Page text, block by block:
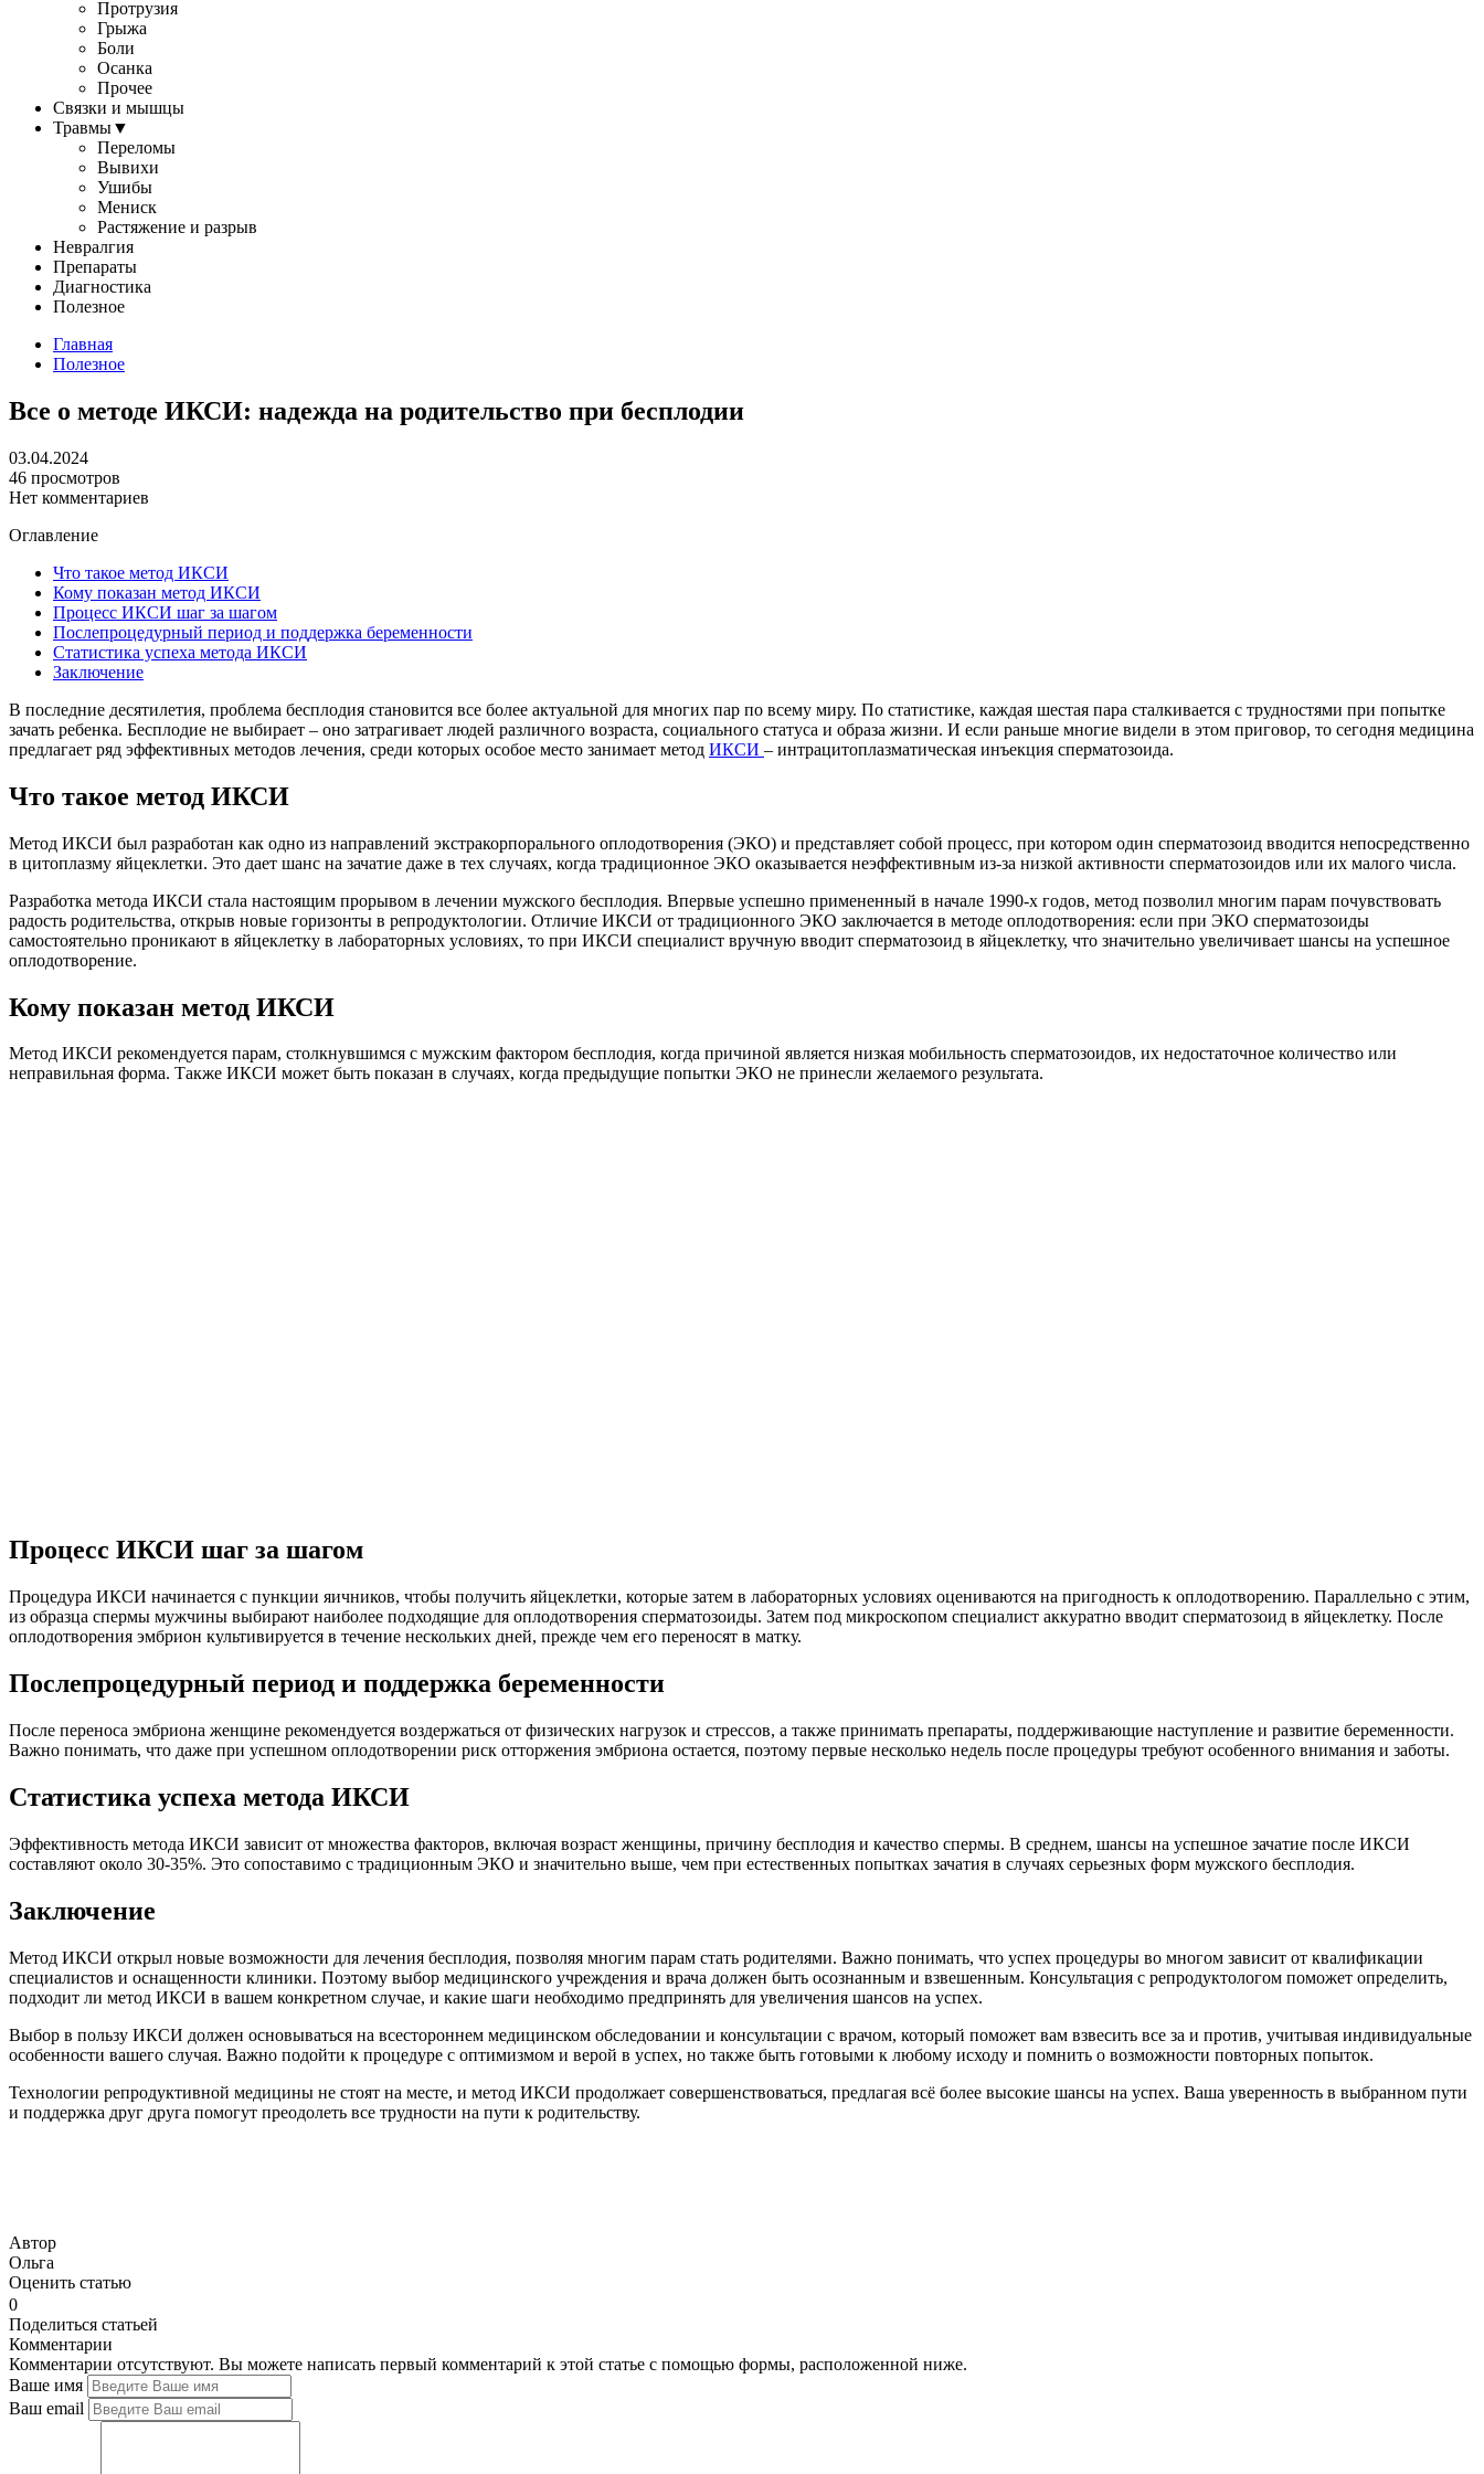
Протрузия
Грыжа
Боли
Осанка
Прочее
Связки и мышцы
Травмы▼
Переломы
Вывихи
Ушибы
Мениск
Растяжение и разрыв
Невралгия
Препараты
Диагностика
Полезное
Главная
Полезное
Все о методе ИКСИ: надежда на родительство при бесплодии
03.04.2024
46 просмотров
Нет комментариев
Оглавление
Что такое метод ИКСИ
Кому показан метод ИКСИ
Процесс ИКСИ шаг за шагом
Послепроцедурный период и поддержка беременности
Статистика успеха метода ИКСИ
Заключение
В последние десятилетия, проблема бесплодия становится все более актуальной для многих пар по всему миру. По статистике, каждая шестая пара сталкивается с трудностями при попытке
зачать ребенка. Бесплодие не выбирает – оно затрагивает людей различного возраста, социального статуса и образа жизни. И если раньше многие видели в этом приговор, то сегодня медицина
предлагает ряд эффективных методов лечения, среди которых особое место занимает метод ИКСИ – интрацитоплазматическая инъекция сперматозоида.
Что такое метод ИКСИ
Метод ИКСИ был разработан как одно из направлений экстракорпорального оплодотворения (ЭКО) и представляет собой процесс, при котором один сперматозоид вводится непосредственно
в цитоплазму яйцеклетки. Это дает шанс на зачатие даже в тех случаях, когда традиционное ЭКО оказывается неэффективным из-за низкой активности сперматозоидов или их малого числа.
Разработка метода ИКСИ стала настоящим прорывом в лечении мужского бесплодия. Впервые успешно примененный в начале 1990-х годов, метод позволил многим парам почувствовать
радость родительства, открыв новые горизонты в репродуктологии. Отличие ИКСИ от традиционного ЭКО заключается в методе оплодотворения: если при ЭКО сперматозоиды
самостоятельно проникают в яйцеклетку в лабораторных условиях, то при ИКСИ специалист вручную вводит сперматозоид в яйцеклетку, что значительно увеличивает шансы на успешное
оплодотворение.
Кому показан метод ИКСИ
Метод ИКСИ рекомендуется парам, столкнувшимся с мужским фактором бесплодия, когда причиной является низкая мобильность сперматозоидов, их недостаточное количество или
неправильная форма. Также ИКСИ может быть показан в случаях, когда предыдущие попытки ЭКО не принесли желаемого результата.
Процесс ИКСИ шаг за шагом
Процедура ИКСИ начинается с пункции яичников, чтобы получить яйцеклетки, которые затем в лабораторных условиях оцениваются на пригодность к оплодотворению. Параллельно с этим,
из образца спермы мужчины выбирают наиболее подходящие для оплодотворения сперматозоиды. Затем под микроскопом специалист аккуратно вводит сперматозоид в яйцеклетку. После
оплодотворения эмбрион культивируется в течение нескольких дней, прежде чем его переносят в матку.
Послепроцедурный период и поддержка беременности
После переноса эмбриона женщине рекомендуется воздержаться от физических нагрузок и стрессов, а также принимать препараты, поддерживающие наступление и развитие беременности.
Важно понимать, что даже при успешном оплодотворении риск отторжения эмбриона остается, поэтому первые несколько недель после процедуры требуют особенного внимания и заботы.
Статистика успеха метода ИКСИ
Эффективность метода ИКСИ зависит от множества факторов, включая возраст женщины, причину бесплодия и качество спермы. В среднем, шансы на успешное зачатие после ИКСИ
составляют около 30-35%. Это сопоставимо с традиционным ЭКО и значительно выше, чем при естественных попытках зачатия в случаях серьезных форм мужского бесплодия.
Заключение
Метод ИКСИ открыл новые возможности для лечения бесплодия, позволяя многим парам стать родителями. Важно понимать, что успех процедуры во многом зависит от квалификации
специалистов и оснащенности клиники. Поэтому выбор медицинского учреждения и врача должен быть осознанным и взвешенным. Консультация с репродуктологом поможет определить,
подходит ли метод ИКСИ в вашем конкретном случае, и какие шаги необходимо предпринять для увеличения шансов на успех.
Выбор в пользу ИКСИ должен основываться на всестороннем медицинском обследовании и консультации с врачом, который поможет вам взвесить все за и против, учитывая индивидуальные
особенности вашего случая. Важно подойти к процедуре с оптимизмом и верой в успех, но также быть готовыми к любому исходу и помнить о возможности повторных попыток.
Технологии репродуктивной медицины не стоят на месте, и метод ИКСИ продолжает совершенствоваться, предлагая всё более высокие шансы на успех. Ваша уверенность в выбранном пути
и поддержка друг друга помогут преодолеть все трудности на пути к родительству.
Автор
Ольга
Оценить статью
0
Поделиться статьей
Комментарии
Комментарии отсутствуют. Вы можете написать первый комментарий к этой статье с помощью формы, расположенной ниже.
Ваше имя
Ваш email